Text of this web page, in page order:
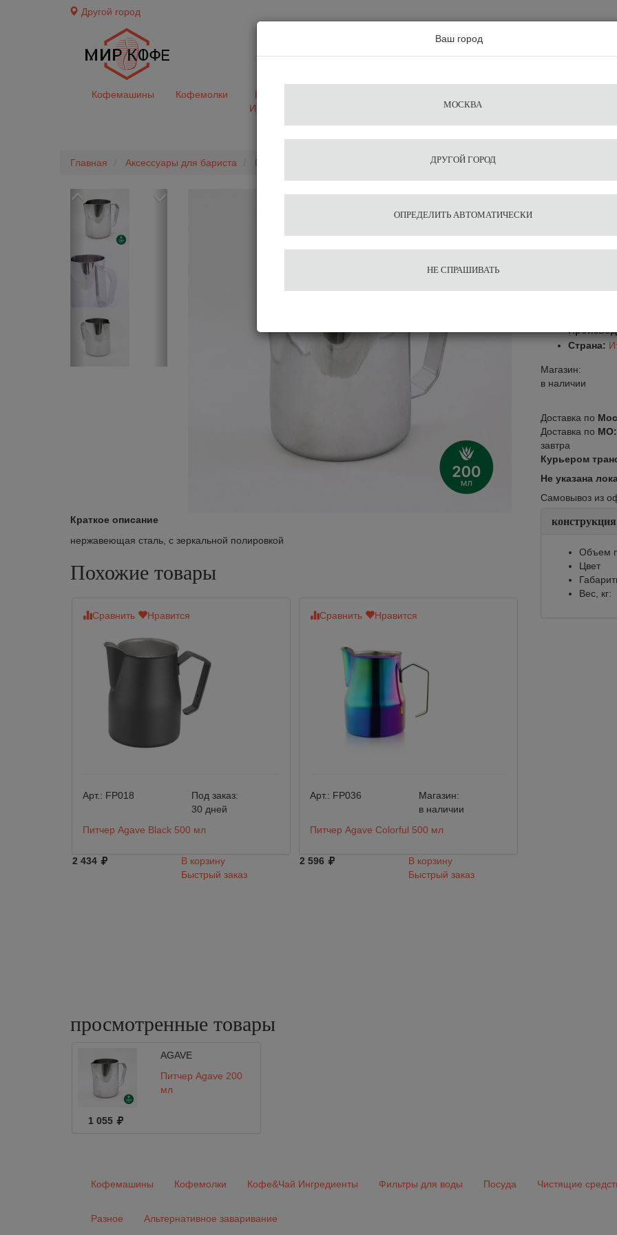
Другой город
Кофемашины Кофемолки
Кофе&Чай
Ингредиенты
средства
Главная Аксессуары для бариста Питчеры
Previous
Краткое описание
нержавеющая сталь, с зеркальной полировкой
Похожие товары
Сравнить Нравится
Арт.: FP018
Под заказ:
30 дней
Питчер Agave Black 500 мл
2 434
В корзину
Быстрый заказ
Сравнить Нравится
Арт.: FP036
Магазин:
в наличии
Питчер Agave Colorful 500 мл
2 596
В корзину
Быстрый заказ
Страна:
Магазин:
в наличии
Доставка по
Доставка по МО:
завтра
Курьером
Не указана
Самовывоз из
конструкция
Объем
Цвет
Вес, кг:
просмотренные товары
AGAVE
Питчер Agave 200
мл
1 055
Ваш город
МОСКВА
ДРУГОЙ ГОРОД
ОПРЕДЕЛИТЬ АВТОМАТИЧЕСКИ
НЕ СПРАШИВАТЬ
Кофемашины Кофемолки Кофе&Чай Ингредиенты Фильтры для воды Посуда Чистящие
Разное Альтернативное заваривание